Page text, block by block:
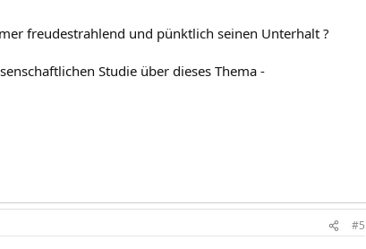
freudestrahlend und pünktlich seinen Unterhalt ?
Studie über dieses Thema -
#5